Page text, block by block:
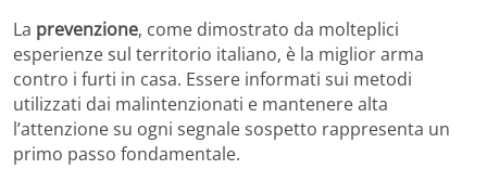
La prevenzione, come dimostrato da molteplici
esperienze sul territorio italiano, è la miglior arma
contro i furti in casa. Essere informati sui metodi
utilizzati dai malintenzionati e mantenere alta
l’attenzione su ogni segnale sospetto rappresenta un
primo passo fondamentale.